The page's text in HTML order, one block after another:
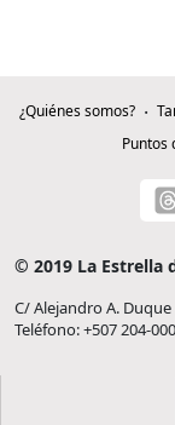
¿Quiénes somos?
Puntos
© 2019 La Estrella
C/ Alejandro A.
Teléfono: +507 204-